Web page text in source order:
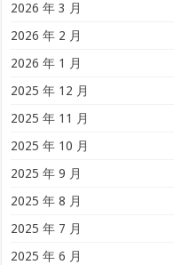
2026 年 3 月
2026 年 2 月
2026 年 1 月
2025 年 12 月
2025 年 11 月
2025 年 10 月
2025 年 9 月
2025 年 8 月
2025 年 7 月
2025 年 6 月